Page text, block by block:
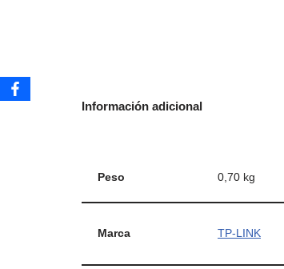
Información adicional
Peso 0,70 kg
Marca TP-LINK